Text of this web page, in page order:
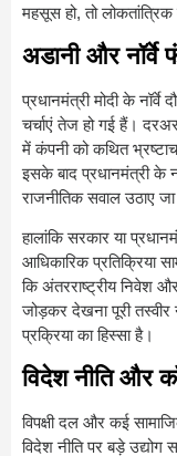
महसूस हो, तो
अडानी और नॉर्वे
प्रधानमंत्री मोदी के नॉर्वे
चर्चाएं तेज हो गई हैं।
में कंपनी को कथित
इसके बाद प्रधानमंत्री के
राजनीतिक सवाल उठाए
हालांकि सरकार या
आधिकारिक प्रतिक्रिया
कि अंतरराष्ट्रीय निवेश
जोड़कर देखना पूरी तस्वीर
प्रक्रिया का हिस्सा है।
विदेश नीति और
विपक्षी दल और कई
विदेश नीति पर बड़े उद्योग